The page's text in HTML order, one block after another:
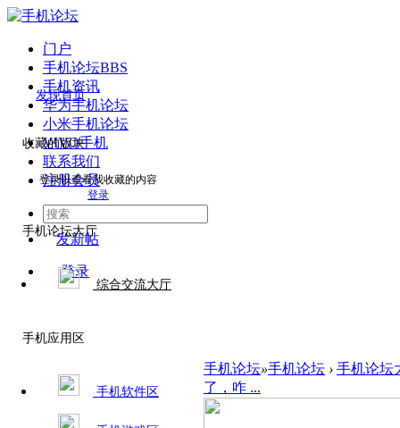
门户
手机论坛BBS
手机资讯
华为手机论坛
小米手机论坛
VIVO手机
联系我们
注册会员
发新帖
登录
手机论坛»手机论坛 › 手机论坛
了，咋 ...
发现首页
收藏的版块
登录以查看我收藏的内容
登录
手机论坛大厅
综合交流大厅
手机应用区
手机软件区